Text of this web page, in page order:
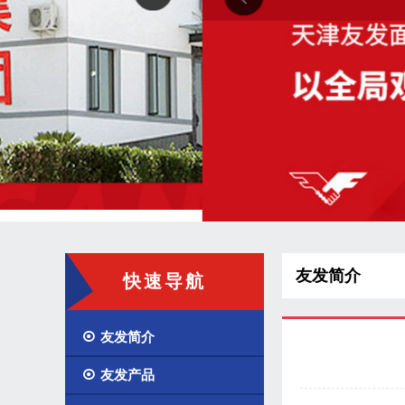
快速导航
 友发简介
 友发产品
友发简介